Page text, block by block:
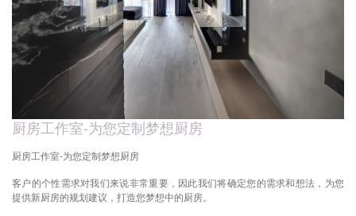
厨房工作室-为您定制梦想厨房
厨房工作室-为您定制梦想厨房
客户的个性需求对我们来说非常重要，因此我们将确定您的需求和想法，为您
提供新厨房的规划建议，打造您梦想中的厨房。